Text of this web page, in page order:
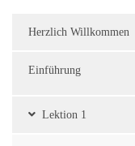
Herzlich Willkommen
Einführung
Lektion 1